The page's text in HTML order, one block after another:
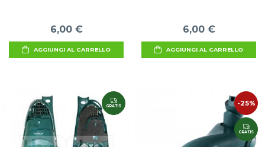
6,00 €
AGGIUNGI AL CARRELLO
6,00 €
AGGIUNGI AL CARRELLO
GRATIS -25%
GRATIS